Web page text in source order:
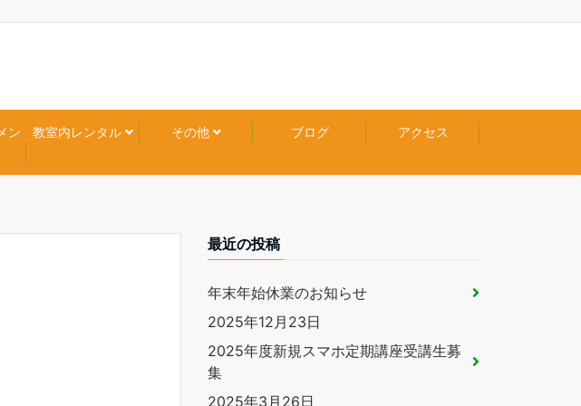
ン
教室内レンタル その他 ブログ アクセス
最近の投稿
年末年始休業のお知らせ
2025年12月23日
2025年度新規スマホ定期講座受講生募
集
2025年3月26日